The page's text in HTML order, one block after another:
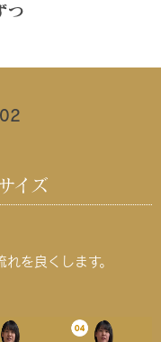
つ
02
イズ
を良くします。